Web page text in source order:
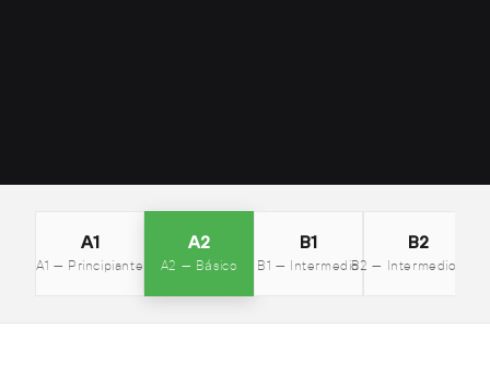
A1
A1 — Principiante
A2
A2 — Básico
B1
B1 — Intermedio
B2
B2 — Intermedio alto